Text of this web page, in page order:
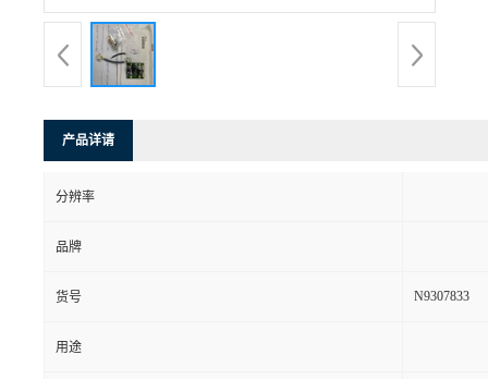
产品详请
分辨率
品牌
货号 N9307833
用途